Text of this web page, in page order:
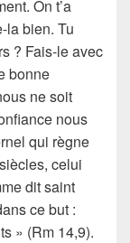
On t’a
la bien. Tu
? Fais-le avec
bonne
ne soit
nous
qui règne
celui
dit saint
ce but :
» (Rm 14,9).